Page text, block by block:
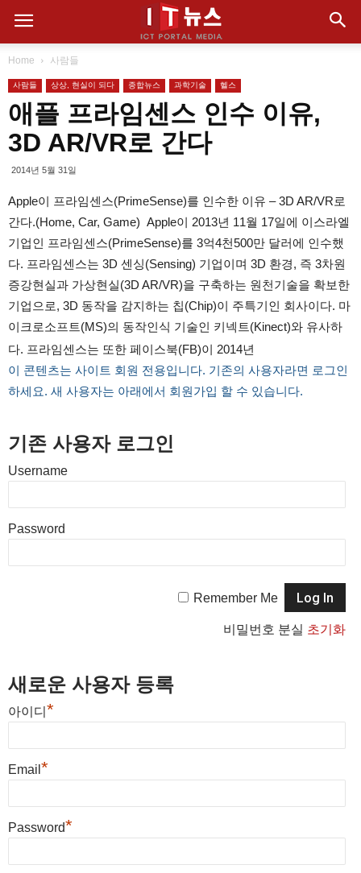
Home 사람들
사람들 상상, 현실이 되다 종합뉴스 과학기술 헬스
애플 프라임센스 인수 이유,
3D AR/VR로 간다
2014년 5월 31일
Apple이 프라임센스(PrimeSense)를 인수한 이유 – 3D AR/VR로
간다.(Home, Car, Game) Apple이 2013년 11월 17일에 이스라엘
기업인 프라임센스(PrimeSense)를 3억4천500만 달러에 인수했
다. 프라임센스는 3D 센싱(Sensing) 기업이며 3D 환경, 즉 3차원
증강현실과 가상현실(3D AR/VR)을 구축하는 원천기술을 확보한
기업으로, 3D 동작을 감지하는 칩(Chip)이 주특기인 회사이다. 마
이크로소프트(MS)의 동작인식 기술인 키넥트(Kinect)와 유사하
다. 프라임센스는 또한 페이스북(FB)이 2014년
이 콘텐츠는 사이트 회원 전용입니다. 기존의 사용자라면 로그인
하세요. 새 사용자는 아래에서 회원가입 할 수 있습니다.
기존 사용자 로그인
Username
Password
Remember Me
비밀번호 분실 초기화
새로운 사용자 등록
아이디 *
Email *
Password*